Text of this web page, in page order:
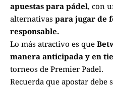
apuestas para pádel, con
alternativas para jugar de
responsable.
Lo más atractivo es que
manera anticipada y en
torneos de Premier Padel.
Recuerda que apostar debe